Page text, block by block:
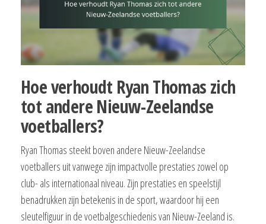
Hoe verhoudt Ryan Thomas zich
tot andere Nieuw-Zeelandse
voetballers?
Ryan Thomas steekt boven andere Nieuw-Zeelandse
voetballers uit vanwege zijn impactvolle prestaties zowel op
club- als internationaal niveau. Zijn prestaties en speelstijl
benadrukken zijn betekenis in de sport, waardoor hij een
sleutelfiguur in de voetbalgeschiedenis van Nieuw-Zeeland is.